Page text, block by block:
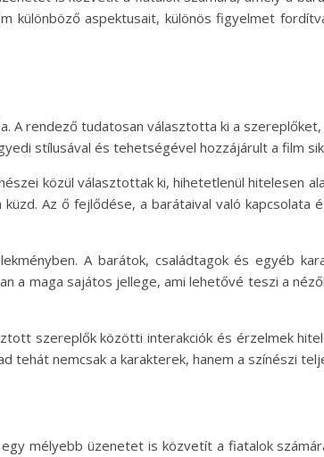
különböző aspektusait, különös figyelmet
A rendező tudatosan választotta ki a
stílusával és tehetségével hozzájárult a film
közül választottak ki, hihetetlenül hitelesen
Az ő fejlődése, a barátaival való kapcsolata
A barátok, családtagok és egyéb
a maga sajátos jellege, ami lehetővé teszi a
szereplők közötti interakciók és érzelmek
tehát nemcsak a karakterek, hanem a színészi
mélyebb üzenetet is közvetít a fiatalok